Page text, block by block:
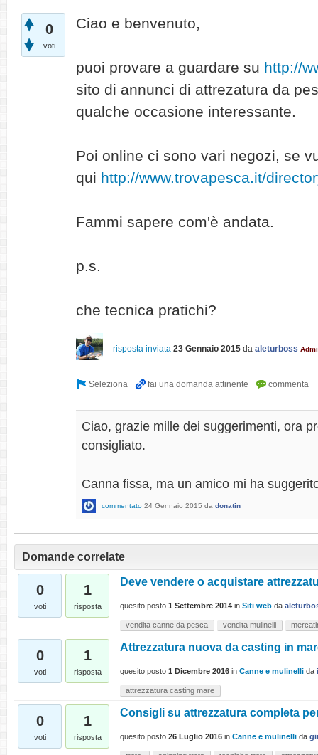
0
voti
Ciao e benvenuto,
puoi provare a guardare su http://
sito di annunci di attrezatura da
qualche occasione interessante.
Poi online ci sono vari negozi, se
qui http://www.trovapesca.it/
Fammi sapere com'è andata.
p.s.
che tecnica pratichi?
risposta inviata 23 Gennaio 2015 da aleturboss
Ciao, grazie mille dei suggerimenti, ora
consigliato.
Canna fissa, ma un amico mi ha
commentato 24 Gennaio 2015 da donatin
Domande correlate
0
voti
1
risposta
Deve vendere o acquistare
quesito posto 1 Settembre 2014 in Siti web da
vendita canne da pesca vendita mulinelli
0
voti
1
risposta
Attrezzatura nuova da casting in
quesito posto 1 Dicembre 2016 in Canne e mulinelli da
attrezzatura casting mare
0
voti
1
risposta
Consigli su attrezzatura completa
quesito posto 26 Luglio 2016 in Canne e mulinelli da